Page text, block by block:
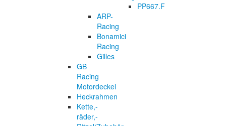
PP667.F
ARP-
Racing
Bonamici
Racing
Gilles
GB
Racing
Motordeckel
Heckrahmen
Kette,-
räder,-